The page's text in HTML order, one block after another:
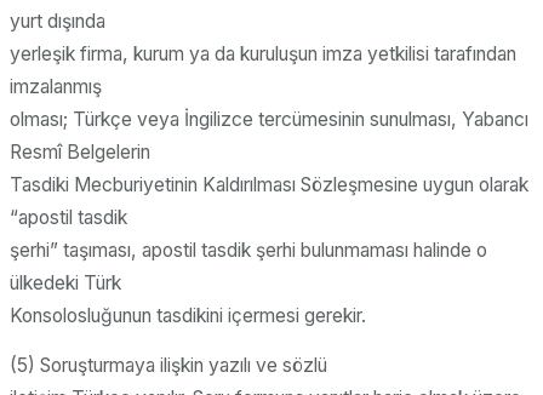
yurt dışında
yerleşik firma, kurum ya da kuruluşun imza yetkilisi tarafından
imzalanmış
olması; Türkçe veya İngilizce tercümesinin sunulması, Yabancı
Resmî Belgelerin
Tasdiki Mecburiyetinin Kaldırılması Sözleşmesine uygun olarak
“apostil tasdik
şerhi” taşıması, apostil tasdik şerhi bulunmaması halinde o
ülkedeki Türk
Konsolosluğunun tasdikini içermesi gerekir.
(5) Soruşturmaya ilişkin yazılı ve sözlü